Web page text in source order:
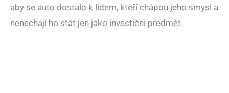
aby se auto dostalo k lidem, kteří chápou jeho smysl a
nenechají ho stát jen jako investiční předmět.